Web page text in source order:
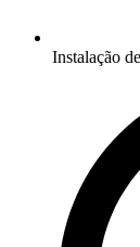
Instalação